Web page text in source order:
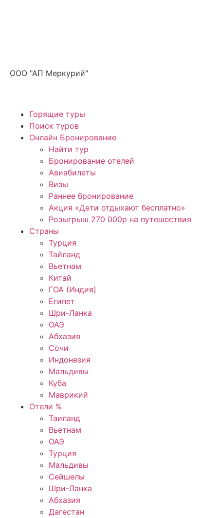
ООО "АП Меркурий"
Горящие туры
Поиск туров
Онлайн Бронирование
Найти тур
Бронирование отелей
Авиабилеты
Визы
Раннее бронирование
Акция «Дети отдыхают бесплатно»
Розыгрыш 270 000р на путешествия
Страны
Турция
Тайланд
Вьетнам
Китай
ГОА (Индия)
Египет
Шри-Ланка
ОАЭ
Абхазия
Сочи
Индонезия
Мальдивы
Куба
Маврикий
Отели %
Таиланд
Вьетнам
ОАЭ
Турция
Мальдивы
Сейшелы
Шри-Ланка
Абхазия
Дагестан